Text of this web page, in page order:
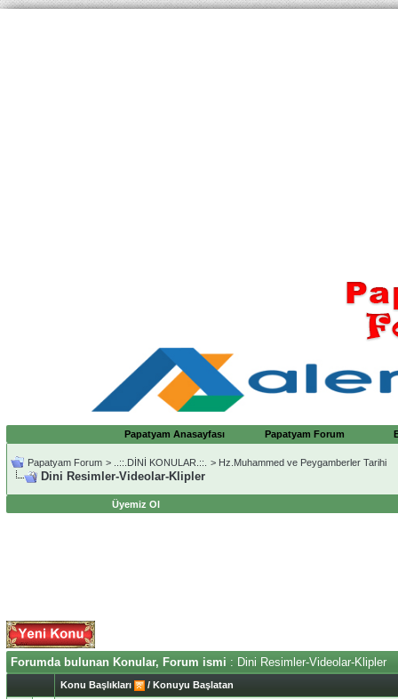
Papatyam Anasayfası Papatyam Forum
Papatyam Forum > ..::.DİNİ KONULAR.::. > Hz.Muhammed ve Peygamberler Tarihi
Dini Resimler-Videolar-Klipler
Üyemiz Ol
Forumda bulunan Konular, Forum ismi : Dini Resimler-Videolar-Klipler
Konu Başlıkları / Konuyu Başlatan